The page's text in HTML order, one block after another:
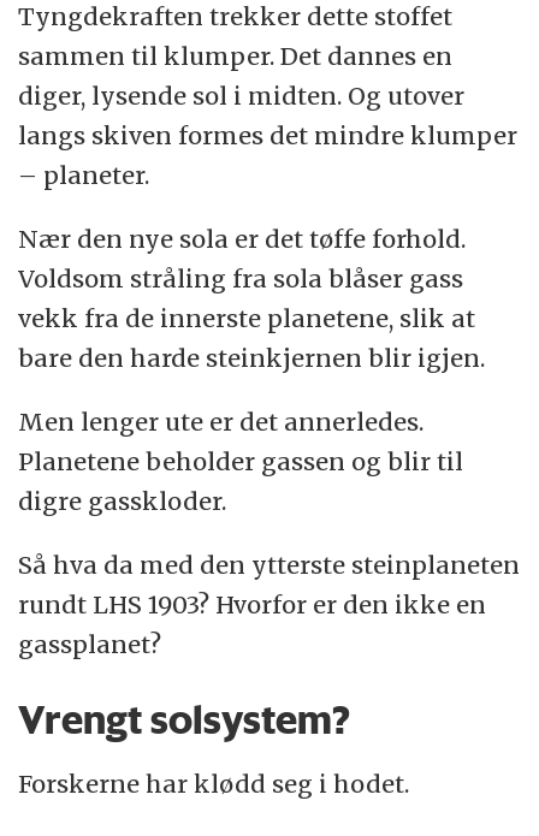
Tyngdekraften trekker dette stoffet
sammen til klumper. Det dannes en
diger, lysende sol i midten. Og utover
langs skiven formes det mindre klumper
– planeter.
Nær den nye sola er det tøffe forhold.
Voldsom stråling fra sola blåser gass
vekk fra de innerste planetene, slik at
bare den harde steinkjernen blir igjen.
Men lenger ute er det annerledes.
Planetene beholder gassen og blir til
digre gasskloder.
Så hva da med den ytterste steinplaneten
rundt LHS 1903? Hvorfor er den ikke en
gassplanet?
Vrengt solsystem?
Forskerne har klødd seg i hodet.